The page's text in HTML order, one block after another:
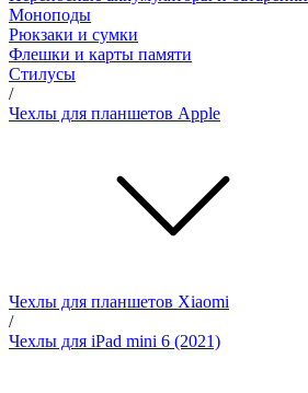
Моноподы
Рюкзаки и сумки
Флешки и карты памяти
Стилусы
/
Чехлы для планшетов Apple
Чехлы для планшетов Xiaomi
/
Чехлы для iPad mini 6 (2021)